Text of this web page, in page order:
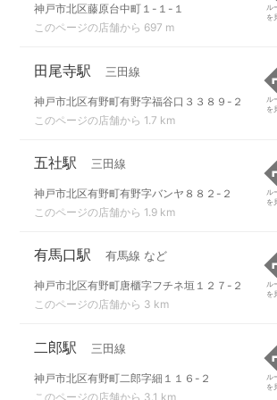
神戸市北区藤原台中町１-１-１
このページの店舗から 697 m
ル
を
田尾寺駅 三田線
神戸市北区有野町有野字福谷口３３８９-２
このページの店舗から 1.7 km
ル
を
五社駅 三田線
神戸市北区有野町有野字バンヤ８８２-２
このページの店舗から 1.9 km
ル
を
有馬口駅 有馬線 など
神戸市北区有野町唐櫃字フチネ垣１２７-２
このページの店舗から 3 km
ル
を
二郎駅 三田線
神戸市北区有野町二郎字細１１６-２
このページの店舗から 3.1 km
ル
を